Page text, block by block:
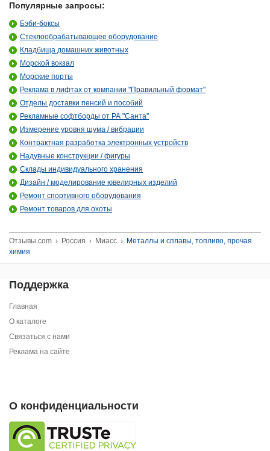
Популярные запросы:
Бэби-боксы
Стеклообрабатывающее оборудование
Кладбища домашних животных
Морской вокзал
Морские порты
Реклама в лифтах от компании "Правильный формат"
Отделы доставки пенсий и пособий
Рекламные софтборды от РА "Санта"
Измерение уровня шума / вибрации
Контрактная разработка электронных устройств
Надувные конструкции / фигуры
Склады индивидуального хранения
Дизайн / моделирование ювелирных изделий
Ремонт спортивного оборудования
Ремонт товаров для охоты
Отзывы.com › Россия › Миасс › Металлы и сплавы, топливо, прочая
химия
Поддержка
Главная
О каталоге
Связаться с нами
Реклама на сайте
О конфиденциальности